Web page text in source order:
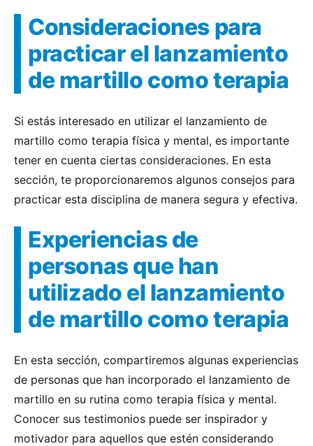
Consideraciones para
practicar el lanzamiento
de martillo como terapia
Si estás interesado en utilizar el lanzamiento de
martillo como terapia física y mental, es importante
tener en cuenta ciertas consideraciones. En esta
sección, te proporcionaremos algunos consejos para
practicar esta disciplina de manera segura y efectiva.
Experiencias de
personas que han
utilizado el lanzamiento
de martillo como terapia
En esta sección, compartiremos algunas experiencias
de personas que han incorporado el lanzamiento de
martillo en su rutina como terapia física y mental.
Conocer sus testimonios puede ser inspirador y
motivador para aquellos que estén considerando